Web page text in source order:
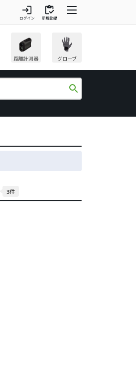
login
ログイン
inventory
新規登録
距離計測器 グローブ
search
3件